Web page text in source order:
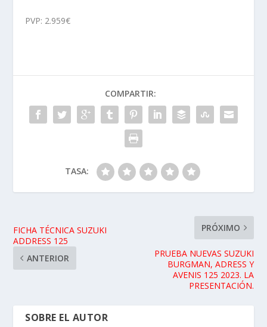
PVP: 2.959€
COMPARTIR:
TASA:
FICHA TÉCNICA SUZUKI
ADDRESS 125
ANTERIOR
PRÓXIMO
PRUEBA NUEVAS SUZUKI
BURGMAN, ADRESS Y
AVENIS 125 2023. LA
PRESENTACIÓN.
SOBRE EL AUTOR